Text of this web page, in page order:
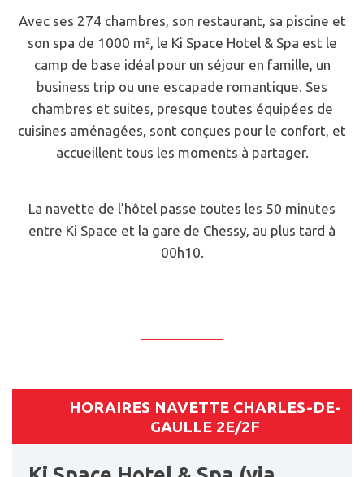
Avec ses 274 chambres, son restaurant, sa piscine et
son spa de 1000 m², le Ki Space Hotel & Spa est le
camp de base idéal pour un séjour en famille, un
business trip ou une escapade romantique. Ses
chambres et suites, presque toutes équipées de
cuisines aménagées, sont conçues pour le confort, et
accueillent tous les moments à partager.
La navette de l’hôtel passe toutes les 50 minutes
entre Ki Space et la gare de Chessy, au plus tard à
00h10.
HORAIRES NAVETTE CHARLES-DE-
GAULLE 2E/2F